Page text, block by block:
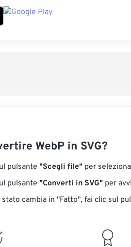
WebP in SVG?
pulsante "Scegli file" per
pulsante "Converti in SVG" per
stato cambia in "Fatto", fai clic sul